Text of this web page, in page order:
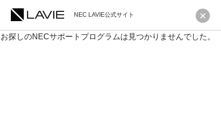
NEC LAVIE公式サイト
お探しのNECサポートプログラムは見つかりませんでした。